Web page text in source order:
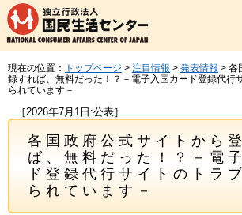
現在の位置： トップページ > 注目情報 > 発表情報 > 各
録すれば、無料だった！？－電子入国カード登録代行
られています－
［2026年7月1日:公表］
各国政府公式サイトから
ば、無料だった！？－電
ド登録代行サイトのトラ
られています－